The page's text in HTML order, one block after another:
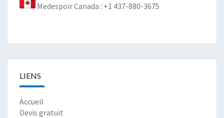
Medespoir Canada : +1 437-880-3675
LIENS
Accueil
Devis gratuit